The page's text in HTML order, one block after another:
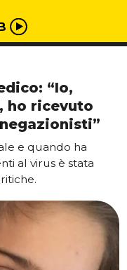
“Io,
ho ricevuto
e quando ha
al virus è stata